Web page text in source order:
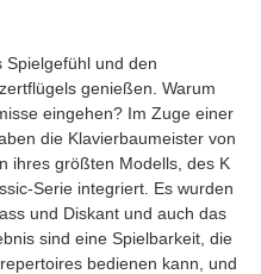
Spielgefühl und den
genießen. Warum
eingehen? Im Zuge einer
die Klavierbaumeister von
ihres größten Modells, des K
Serie integriert. Es wurden
und Diskant und auch das
sind eine Spielbarkeit, die
bedienen kann, und